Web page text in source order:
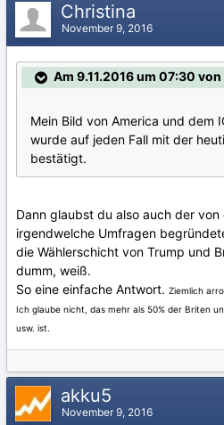
Christina
November 9, 2016
Am 9.11.2016 um 07:30
Mein Bild von America und dem
wurde auf jeden Fall mit der
bestätigt.
Dann glaubst du also auch der
irgendwelche Umfragen
die Wählerschicht von Trump und
dumm, weiß.
So eine einfache Antwort. Ziemlich
Ich glaube nicht, das mehr als 50% der Briten
usw. ist.
akku5
November 9, 2016